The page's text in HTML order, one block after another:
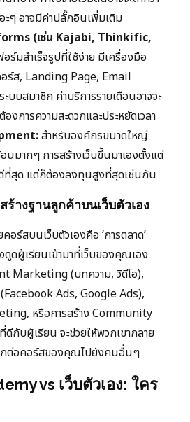
ะๆ อาจมีค่าปลั๊กอินเพิ่มเติม
(เช่น Kajabi, Thinkific,
ร์มสำเร็จรูปที่ใช้ง่าย มีเครื่องมือ
ร์ส, Landing Page, Email
บสมาชิก ค่าบริการรายเดือนอาจจะ
การความสะดวกและประหยัดเวลา
สำหรับองค์กรขนาดใหญ่
มากๆ การสร้างเว็บขึ้นมาเองตั้งแต่
ที่สุด แต่ก็ต้องลงทุนสูงที่สุดเช่นกัน
างฐานลูกค้าบนเว็บตัวเอง
อร์สบนเว็บตัวเองคือ ‘การตลาด’
ดผู้เรียนเข้ามาที่เว็บของคุณเอง
Marketing (บทความ, วิดีโอ),
Ads, Google Ads),
หรือการสร้าง Community
กับผู้เรียน จะช่วยให้พวกเขากลาย
กต่อคอร์สของคุณไปยังคนอื่นๆ
vs เว็บตัวเอง: ใคร